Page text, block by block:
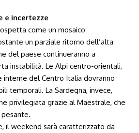
e incertezze
come un mosaico
un parziale ritorno dell’alta
del paese continueranno a
instabilità. Le Alpi centro-orientali,
interne del Centro Italia dovranno
temporali. La Sardegna, invece,
privilegiata grazie al Maestrale, che
pesante.
il weekend sarà caratterizzato da